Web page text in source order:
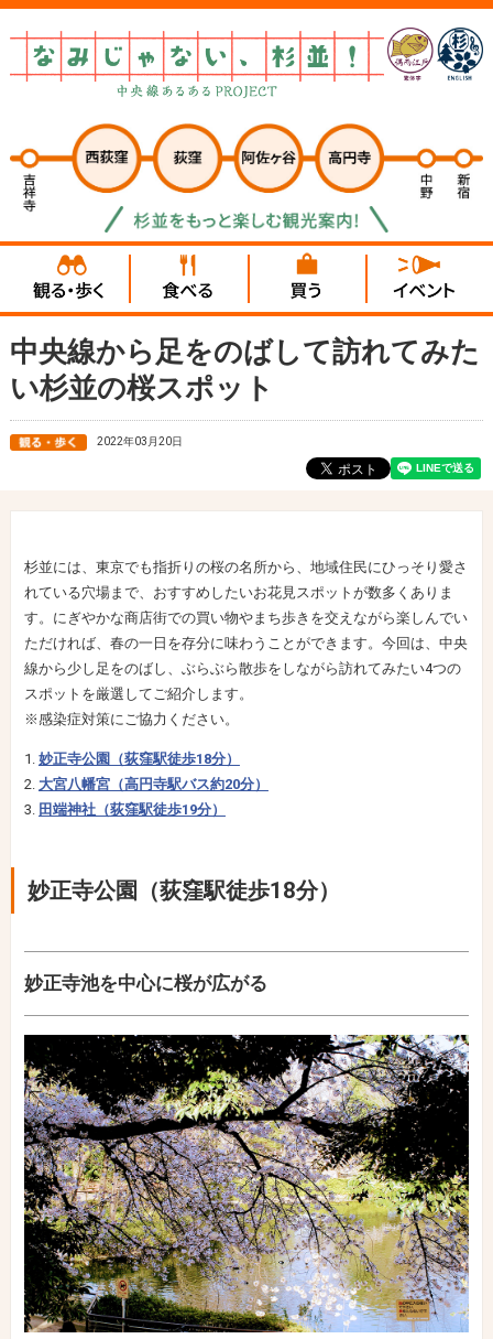
中央線から足をのばして訪れてみた
い杉並の桜スポット
2022年03月20日
杉並には、東京でも指折りの桜の名所から、地域住民にひっそり愛さ
れている穴場まで、おすすめしたいお花見スポットが数多くありま
す。にぎやかな商店街での買い物やまち歩きを交えながら楽しんでい
ただければ、春の一日を存分に味わうことができます。今回は、中央
線から少し足をのばし、ぶらぶら散歩をしながら訪れてみたい4つの
スポットを厳選してご紹介します。
※感染症対策にご協力ください。
妙正寺公園（荻窪駅徒歩18分）
大宮八幡宮（高円寺駅バス約20分）
田端神社（荻窪駅徒歩19分）
妙正寺公園（荻窪駅徒歩18分）
妙正寺池を中心に桜が広がる